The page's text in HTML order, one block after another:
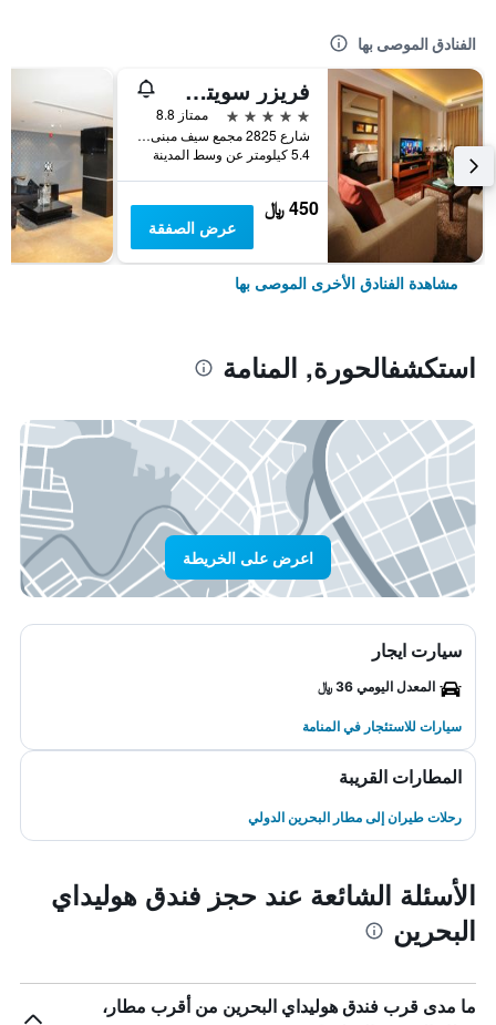
الفنادق الموصى بها
فريزر سويتس سيف البحرين
5 نجوم
ممتاز 8.8
شارع 2825 مجمع سيف مبنى رقم 428, المنامة, البحرين
5.4 كيلومتر عن وسط المدينة
450 ﷼
عرض الصفقة
مشاهدة الفنادق الأخرى الموصى بها
استكشفالحورة, المنامة
اعرض على الخريطة
سيارت ايجار
المعدل اليومي 36 ﷼
سيارات للاستئجار في المنامة
المطارات القريبة
رحلات طيران إلى مطار البحرين الدولي
الأسئلة الشائعة عند حجز فندق هوليداي
البحرين
ما مدى قرب فندق هوليداي البحرين من أقرب مطار،